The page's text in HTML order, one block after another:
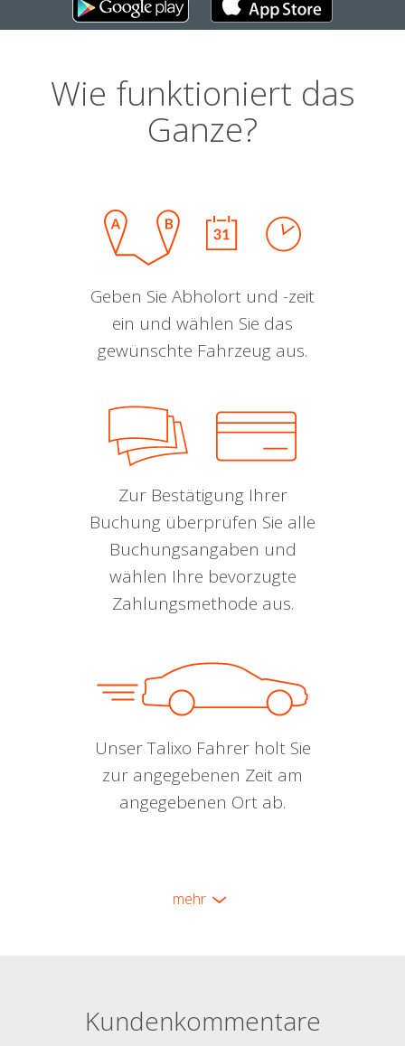
Wie funktioniert das
Ganze?
Geben Sie Abholort und -zeit
ein und wählen Sie das
gewünschte Fahrzeug aus.
Zur Bestätigung Ihrer
Buchung überprüfen Sie alle
Buchungsangaben und
wählen Ihre bevorzugte
Zahlungsmethode aus.
Unser Talixo Fahrer holt Sie
zur angegebenen Zeit am
angegebenen Ort ab.
mehr
Kundenkommentare